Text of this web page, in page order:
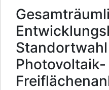
Photovoltaik-